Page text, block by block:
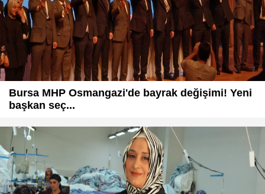
Bursa MHP Osmangazi'de bayrak değişimi! Yeni
başkan seç...